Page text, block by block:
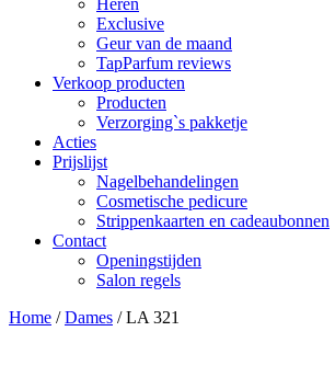
Heren
Exclusive
Geur van de maand
TapParfum reviews
Verkoop producten
Producten
Verzorging`s pakketje
Acties
Prijslijst
Nagelbehandelingen
Cosmetische pedicure
Strippenkaarten en cadeaubonnen
Contact
Openingstijden
Salon regels
Home /Dames / LA 321